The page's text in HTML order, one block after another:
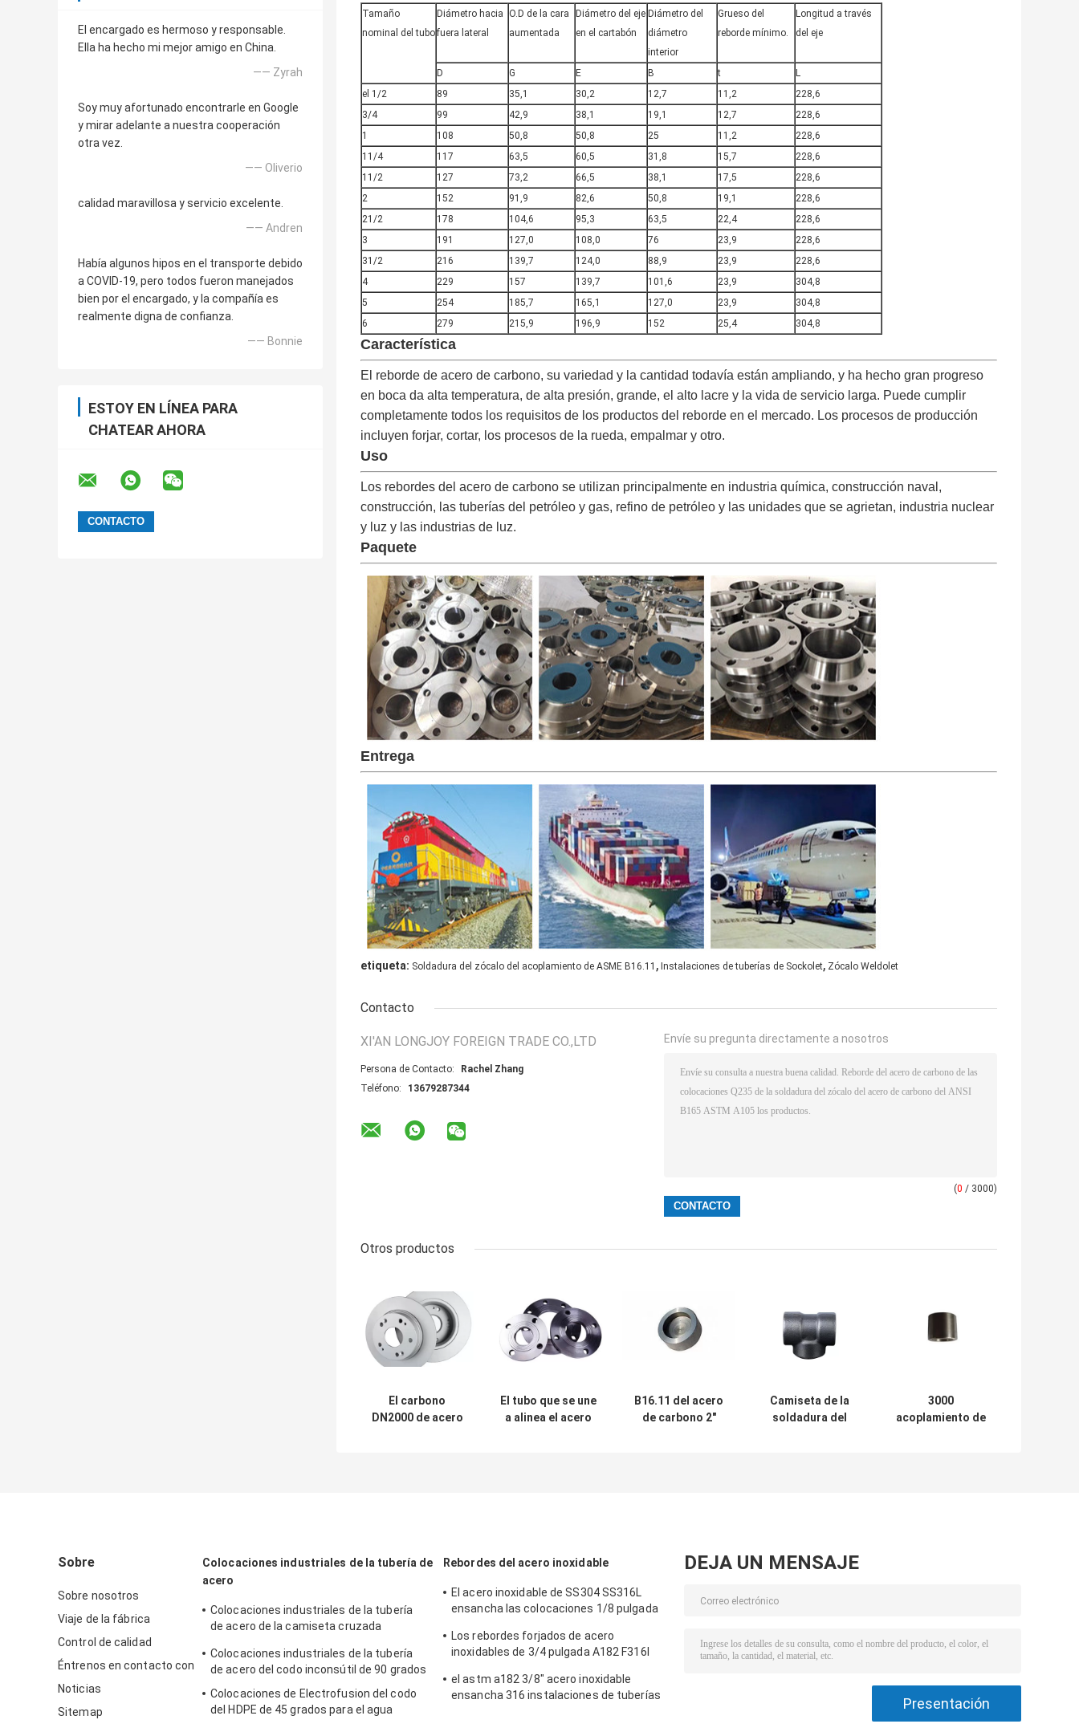
El encargado es hermoso y responsable.
Ella ha hecho mi mejor amigo en China.
—— Zyrah
Soy muy afortunado encontrarle en Google
y mirar adelante a nuestra cooperación
otra vez.
—— Oliverio
calidad maravillosa y servicio excelente.
—— Andren
Había algunos hipos en el transporte debido
a COVID-19, pero todos fueron manejados
bien por el encargado, y la compañía es
realmente digna de confianza.
—— Bonnie
ESTOY EN LÍNEA PARA
CHATEAR AHORA
Tamaño
nominal del tubo
Diámetro hacia
fuera lateral
O.D de la cara
aumentada
Diámetro del eje
en el cartabón
Diámetro del
diámetro
interior
Grueso del
reborde mínimo.
Longitud a través
del eje
D G E B t
L
el 1/2
89 35,1 30,2 12,7 11,2
228,6
3/4
99 42,9 38,1 19,1 12,7
228,6
1
108 50,8 50,8 25 11,2
228,6
11/4
117 63,5 60,5 31,8 15,7
228,6
11/2
127 73,2 66,5 38,1 17,5
228,6
2
152 91,9 82,6 50,8 19,1
228,6
21/2
178 104,6 95,3 63,5 22,4
228,6
3
191 127,0 108,0 76 23,9
228,6
31/2
216 139,7 124,0 88,9 23,9
228,6
4
229 157 139,7 101,6 23,9
304,8
5
254 185,7 165,1 127,0 23,9
304,8
6
279 215,9 196,9 152 25,4 304,8
Característica
El reborde de acero de carbono, su variedad y la cantidad todavía están ampliando, y ha hecho gran progreso
en boca da alta temperatura, de alta presión, grande, el alto lacre y la vida de servicio larga. Puede cumplir
completamente todos los requisitos de los productos del reborde en el mercado. Los procesos de producción
incluyen forjar, cortar, los procesos de la rueda, empalmar y otro.
Uso
Los rebordes del acero de carbono se utilizan principalmente en industria química, construcción naval,
construcción, las tuberías del petróleo y gas, refino de petróleo y las unidades que se agrietan, industria nuclear
y luz y las industrias de luz.
Paquete
Entrega
etiqueta: Soldadura del zócalo del acoplamiento de ASME B16.11 , Instalaciones de tuberías de Sockolet, Zócalo Weldolet
Contacto
XI'AN LONGJOY FOREIGN TRADE CO.,LTD
Persona de Contacto:
Rachel Zhang
Teléfono:
13679287344
Envíe su pregunta directamente a nosotros
(0 / 3000)
Otros productos
El carbono
DN2000 de acero
El tubo que se une
a alinea el acero
B16.11 del acero
de carbono 2"
Camiseta de la
soldadura del
3000
acoplamiento de
Sobre
Sobre nosotros
Viaje de la fábrica
Control de calidad
Éntrenos en contacto con
Noticias
Sitemap
Colocaciones industriales de la tubería de
acero
Colocaciones industriales de la tubería
de acero de la camiseta cruzada
Colocaciones industriales de la tubería
de acero del codo inconsútil de 90 grados
Colocaciones de Electrofusion del codo
del HDPE de 45 grados para el agua
Rebordes del acero inoxidable
El acero inoxidable de SS304 SS316L
ensancha las colocaciones 1/8 pulgada
Los rebordes forjados de acero
inoxidables de 3/4 pulgada A182 F316l
el astm a182 3/8" acero inoxidable
ensancha 316 instalaciones de tuberías
DEJA UN MENSAJE